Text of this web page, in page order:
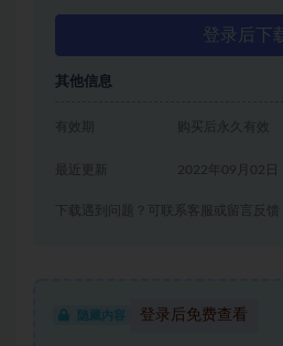
登录后下
其他信息
有效期 购买后永久有效
2022年09月02日
下载遇到问题？可联系客服或留言反馈
隐藏内容 登录后免费查看